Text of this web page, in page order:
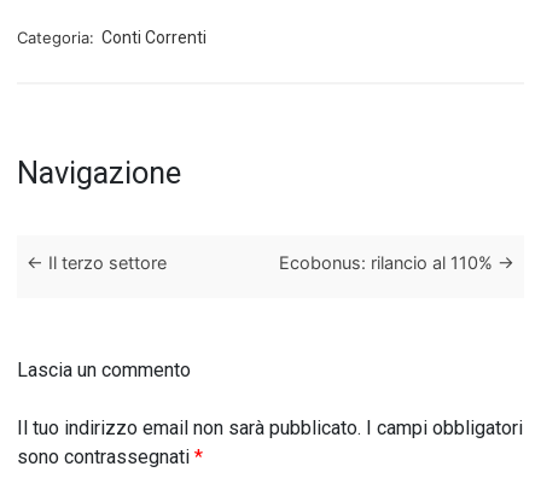
Categoria: Conti Correnti
Navigazione
← Il terzo settore Ecobonus: rilancio al 110% →
Lascia un commento
Il tuo indirizzo email non sarà pubblicato. I campi obbligatori
sono contrassegnati *